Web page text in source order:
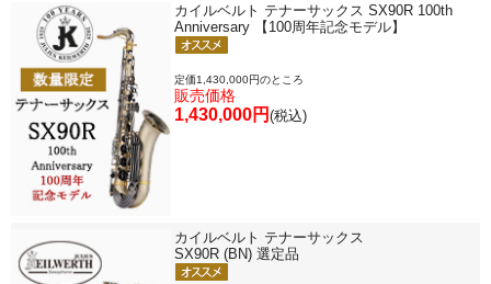
カイルベルト テナーサックス SX90R 100th
Anniversary 【100周年記念モデル】
定価1,430,000円のところ
販売価格
1,430,000円 (税込)
カイルベルト テナーサックス
SX90R (BN) 選定品